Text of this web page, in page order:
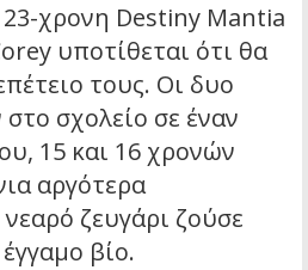
χρονη Destiny Mantia
υποτίθεται ότι θα
τους. Οι δυο
σχολείο σε έναν
15 και 16 χρονών
αργότερα
ζευγάρι ζούσε
βίο.